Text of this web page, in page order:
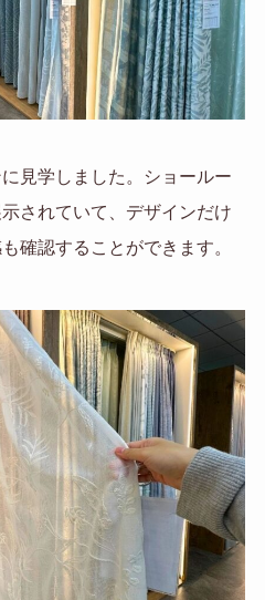
見学しました。ショールー
されていて、デザインだけ
確認することができます。